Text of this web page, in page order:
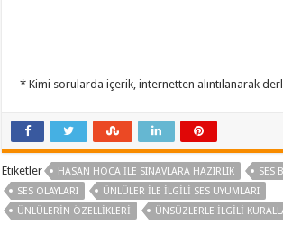
* Kimi sorularda içerik, internetten alıntılanarak
Etiketler HASAN HOCA ILE SINAVLARA HAZIRLIK
SES
SES OLAYLARI
ÜNLÜLER İLE İLGILI SES UYUMLARI
ÜNLÜLERIN ÖZELLIKLERI
ÜNSÜZLERLE İLGILI